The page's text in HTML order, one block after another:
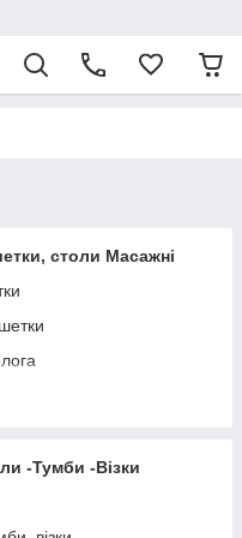
столи Масажні
вій та ламінування
для Нарощування вій
-Тумби -Візки